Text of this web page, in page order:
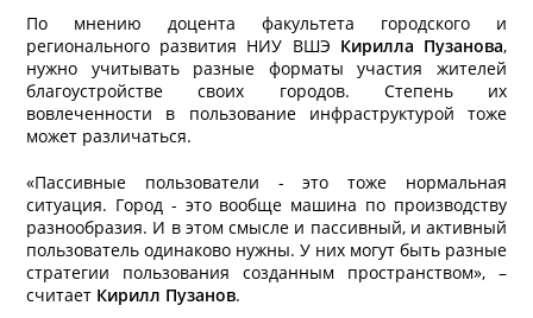
По мнению доцента факультета городского и
регионального развития НИУ ВШЭ Кирилла Пузанова,
нужно учитывать разные форматы участия жителей
благоустройстве своих городов. Степень их
вовлеченности в пользование инфраструктурой тоже
может различаться.
«Пассивные пользователи - это тоже нормальная
ситуация. Город - это вообще машина по производству
разнообразия. И в этом смысле и пассивный, и активный
пользователь одинаково нужны. У них могут быть разные
стратегии пользования созданным пространством», –
считает Кирилл Пузанов.